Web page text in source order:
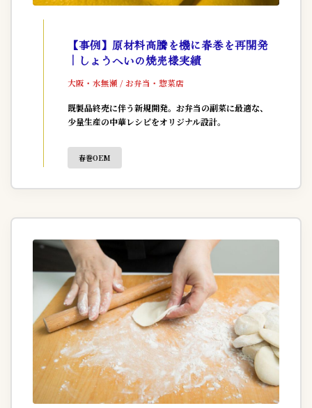
【事例】原材料高騰を機に春巻を再開発
｜しょうへいの焼売様実績
大阪・水無瀬 / お弁当・惣菜店
既製品終売に伴う新規開発。お弁当の副菜に最適な、
少量生産の中華レシピをオリジナル設計。
春巻OEM